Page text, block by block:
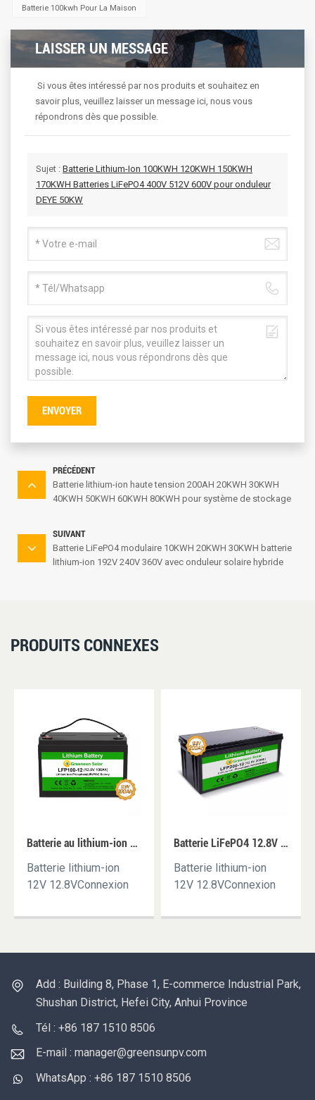
Batterie 100kwh Pour La Maison
LAISSER UN MESSAGE
Si vous êtes intéressé par nos produits et souhaitez en
savoir plus, veuillez laisser un message ici, nous vous
répondrons dès que possible.
Sujet : Batterie Lithium-Ion 100KWH 120KWH 150KWH
170KWH Batteries LiFePO4 400V 512V 600V pour onduleur
DEYE 50KW
ENVOYER
PRÉCÉDENT
Batterie lithium-ion haute tension 200AH 20KWH 30KWH
40KWH 50KWH 60KWH 80KWH pour système de stockage
SUIVANT
Batterie LiFePO4 modulaire 10KWH 20KWH 30KWH batterie
lithium-ion 192V 240V 360V avec onduleur solaire hybride
PRODUITS CONNEXES
Batterie au lithium-ion de stockage d'énergie 12.8V LiFePO4 50AH 80AH 100AH 120AH Batteries au lithium à cycle profond
Batterie lithium-ion
12V 12.8VConnexion
de vie de 6000
10 ans de garantie
Batterie LiFePO4 12.8V 200AH 300AH 400AH Batteries au lithium-ion 200AH Remplacer le prix de la batterie au plomb
Batterie lithium-ion
12V 12.8VConnexion
de vie de 6000
10 ans de garantie
Add : Building 8, Phase 1, E-commerce Industrial Park,
Shushan District, Hefei City, Anhui Province
Tél : +86 187 1510 8506
E-mail : manager@greensunpv.com
WhatsApp : +86 187 1510 8506